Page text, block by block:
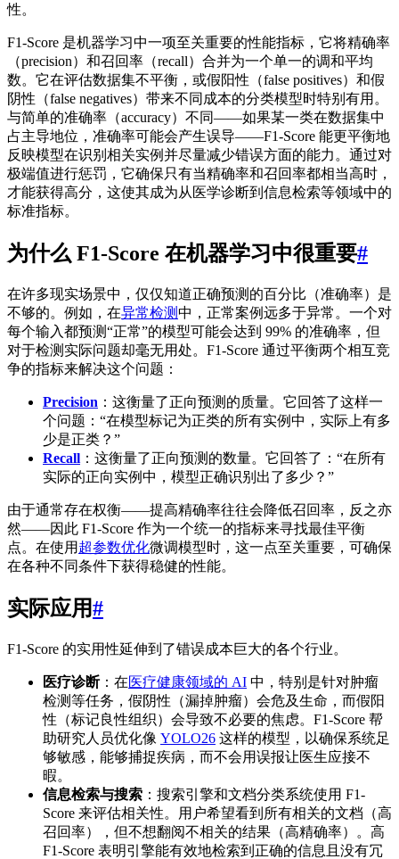
性。
F1-Score 是机器学习中一项至关重要的性能指标，它将精确率
（precision）和召回率（recall）合并为一个单一的调和平均
数。它在评估数据集不平衡，或假阳性（false positives）和假
阴性（false negatives）带来不同成本的分类模型时特别有用。
与简单的准确率（accuracy）不同——如果某一类在数据集中
占主导地位，准确率可能会产生误导——F1-Score 能更平衡地
反映模型在识别相关实例并尽量减少错误方面的能力。通过对
极端值进行惩罚，它确保只有当精确率和召回率都相当高时，
才能获得高分，这使其成为从医学诊断到信息检索等领域中的
标准指标。
为什么 F1-Score 在机器学习中很重要#
在许多现实场景中，仅仅知道正确预测的百分比（准确率）是
不够的。例如，在异常检测中，正常案例远多于异常。一个对
每个输入都预测“正常”的模型可能会达到 99% 的准确率，但
对于检测实际问题却毫无用处。F1-Score 通过平衡两个相互竞
争的指标来解决这个问题：
Precision ：这衡量了正向预测的质量。它回答了这样一
个问题：“在模型标记为正类的所有实例中，实际上有多
少是正类？”
Recall ：这衡量了正向预测的数量。它回答了：“在所有
实际的正向实例中，模型正确识别出了多少？”
由于通常存在权衡——提高精确率往往会降低召回率，反之亦
然——因此 F1-Score 作为一个统一的指标来寻找最佳平衡
点。在使用 超参数优化微调模型时，这一点至关重要，可确保
在各种不同条件下获得稳健的性能。
实际应用#
F1-Score 的实用性延伸到了错误成本巨大的各个行业。
医疗诊断：在医疗健康领域的 AI 中，特别是针对肿瘤
检测等任务，假阴性（漏掉肿瘤）会危及生命，而假阳
性（标记良性组织）会导致不必要的焦虑。F1-Score 帮
助研究人员优化像 YOLO26 这样的模型，以确保系统足
够敏感，能够捕捉疾病，而不会用误报让医生应接不
暇。
信息检索与搜索 ：搜索引擎和文档分类系统使用 F1-
Score 来评估相关性。用户希望看到所有相关的文档（高
召回率），但不想翻阅不相关的结果（高精确率）。高
F1-Score 表明引擎能有效地检索到正确的信息且没有冗